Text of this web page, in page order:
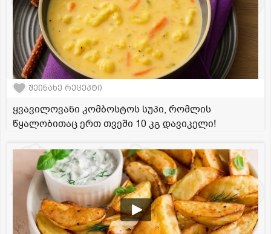
შეინახე რეცეპტი
ყვავილოვანი კომბოსტოს სუპი, რომლის
წყალობითაც ერთ თვეში 10 კგ დავიკელი!